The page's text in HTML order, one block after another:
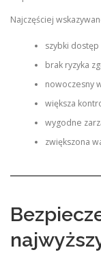
Najczęściej
szybki
brak ryzyka
nowoczesny
większa
wygodne
zwiększona